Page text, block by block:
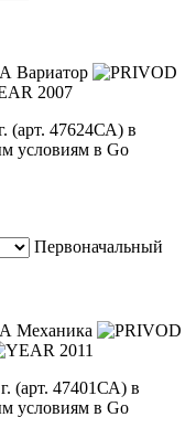
Вариатор
2007
Первоначальный
Механика
2011